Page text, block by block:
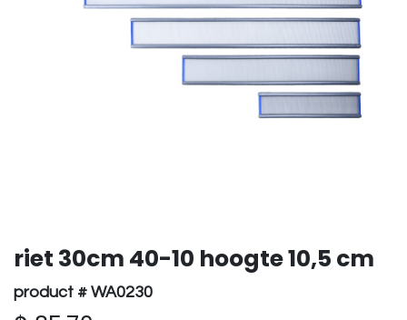
riet 30cm 40-10 hoogte 10,5 cm
product # WA0230